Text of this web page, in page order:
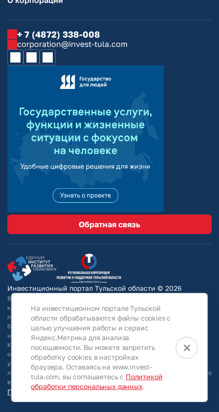
+ 7 (4872) 338-008
corporation@invest-tula.com
Обратная связь
Инвестиционный портал Тульской области © 2026
Вся информация на сайте носит ознакомительный характер и ни при
каких условиях не является публичной офертой, определяемой
положениями Статьи 437 Гражданского кодекса РФ. Для получения
более подробной информации и окончательных условий следует
непосредственно (уточнять у собственников/ обращаться в АО
КРТО).Используя информацию, указанную на сайте, Общество
оставляет за собой право в любое время без специального
уведомления вносить изменения, удалять, исправлять, дополнять,
либо любым иным способом обновлять информацию, размещенную во
всех разделах данного сайта.
Персональные данные
×
На инвестиционном портале Тульской
области обрабатываются файлы cookies с
целью улучшения работы и сервис
Яндекс.Метрика для анализа
посещаемости. Вы можете запретить
обработку cookies в настройках
браузера. Оставаясь на www.invest-
tula.com, вы соглашаетесь с Политикой
обработки персональных данных.